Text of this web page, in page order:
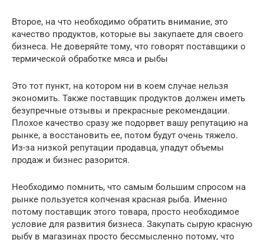
Второе, на что необходимо обратить внимание, это
качество продуктов, которые вы закупаете для своего
бизнеса. Не доверяйте тому, что говорят поставщики о
термической обработке мяса и рыбы
Это тот пункт, на котором ни в коем случае нельзя
экономить. Также поставщик продуктов должен иметь
безупречные отзывы и прекрасные рекомендации.
Плохое качество сразу же подорвет вашу репутацию на
рынке, а восстановить ее, потом будут очень тяжело.
Из-за низкой репутации продавца, упадут объемы
продаж и бизнес разорится.
Необходимо помнить, что самым большим спросом на
рынке пользуется копченая красная рыба. Именно
потому поставщик этого товара, просто необходимое
условие для развития бизнеса. Закупать сырую красную
рыбу в магазинах просто бессмысленно потому, что